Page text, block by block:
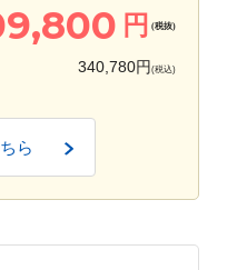
円 (税抜)
340,780円 (税込)
ら